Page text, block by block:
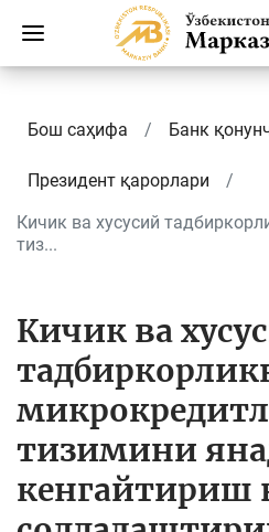
Бош саҳифа Банк
Президент қарорлари
Кичик ва хусусий
тиз...
Кичик ва
тизимини
кенгайтириш